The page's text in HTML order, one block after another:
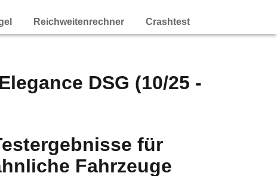
Reichweitenrechner Crashtest
DSG (10/25 -
für
Fahrzeuge